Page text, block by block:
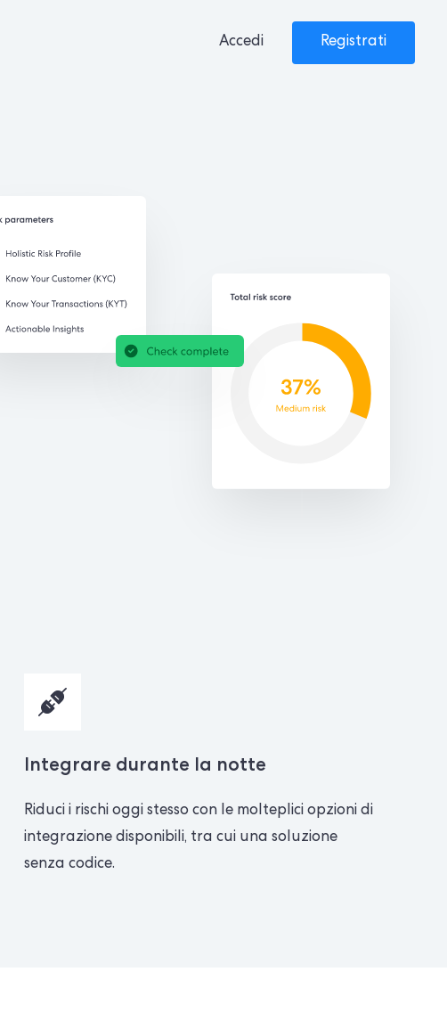
Accedi Registrati
Integrare durante la notte
Riduci i rischi oggi stesso con le molteplici opzioni di
integrazione disponibili, tra cui una soluzione
senza codice.